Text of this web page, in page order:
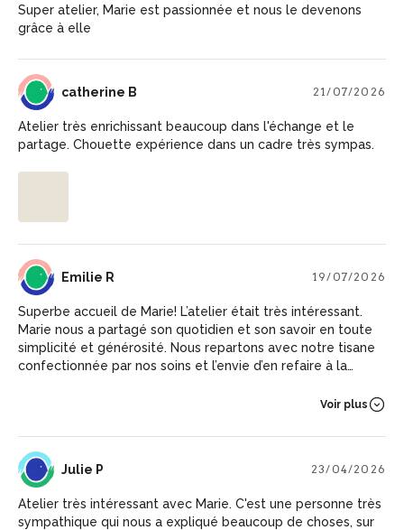
Super atelier, Marie est passionnée et nous le devenons
grâce à elle
CB catherine B 21/07/2026
Atelier très enrichissant beaucoup dans l'échange et le
partage. Chouette expérience dans un cadre très sympas.
ER Emilie R 19/07/2026
Superbe accueil de Marie! L’atelier était très intéressant.
Marie nous a partagé son quotidien et son savoir en toute
simplicité et générosité. Nous repartons avec notre tisane
confectionnée par nos soins et l’envie d’en refaire à la
Voir plus
JP Julie P 23/04/2026
Atelier très intéressant avec Marie. C'est une personne très
sympathique qui nous a expliqué beaucoup de choses, sur